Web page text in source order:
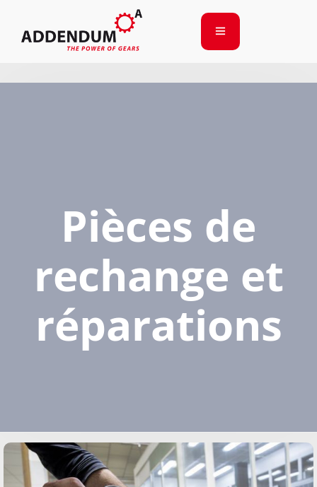
Pièces de
rechange et
réparations